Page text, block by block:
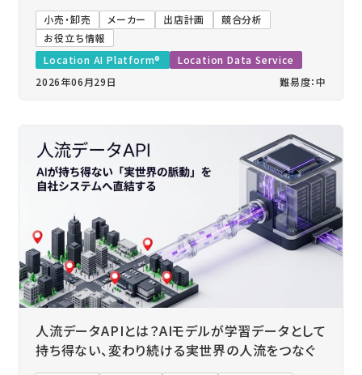
小売・卸売 メーカー 出店計画
競合分析
お役立ち情報
Location AI Platform®
Location Data Service
2026年06月29日
難易度：中
人流データAPIとは？AIモデルが学習データとして
持ち得ない、変わり続ける実世界の人流をつなぐ